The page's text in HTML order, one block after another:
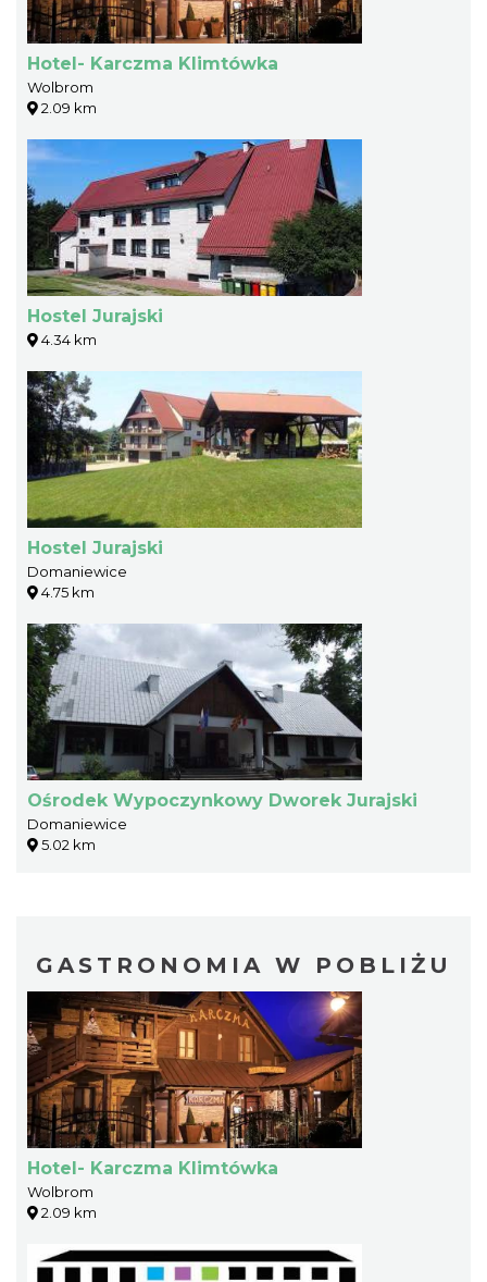
Hotel- Karczma Klimtówka
Wolbrom
2.09 km
Hostel Jurajski
4.34 km
Hostel Jurajski
Domaniewice
4.75 km
Ośrodek Wypoczynkowy Dworek Jurajski
Domaniewice
5.02 km
GASTRONOMIA W POBLIŻU
Hotel- Karczma Klimtówka
Wolbrom
2.09 km